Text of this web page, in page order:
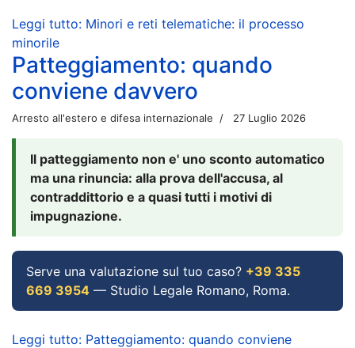
Leggi tutto: Minori e reti telematiche: il processo
minorile
Patteggiamento: quando
conviene davvero
Arresto all'estero e difesa internazionale 27 Luglio 2026
Il patteggiamento non e' uno sconto automatico
ma una rinuncia: alla prova dell'accusa, al
contraddittorio e a quasi tutti i motivi di
impugnazione.
Serve una valutazione sul tuo caso? +39 335
669 3954 — Studio Legale Romano, Roma.
Leggi tutto: Patteggiamento: quando conviene